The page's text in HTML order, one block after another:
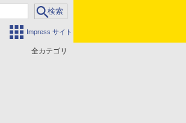
Impress サイト
全カテゴリ